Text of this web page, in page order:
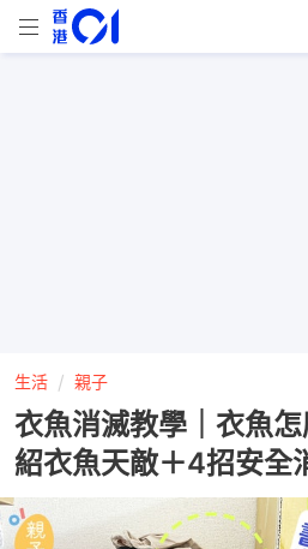
生活 親子
衣魚消滅教學｜衣魚
紹衣魚天敵＋4招安全